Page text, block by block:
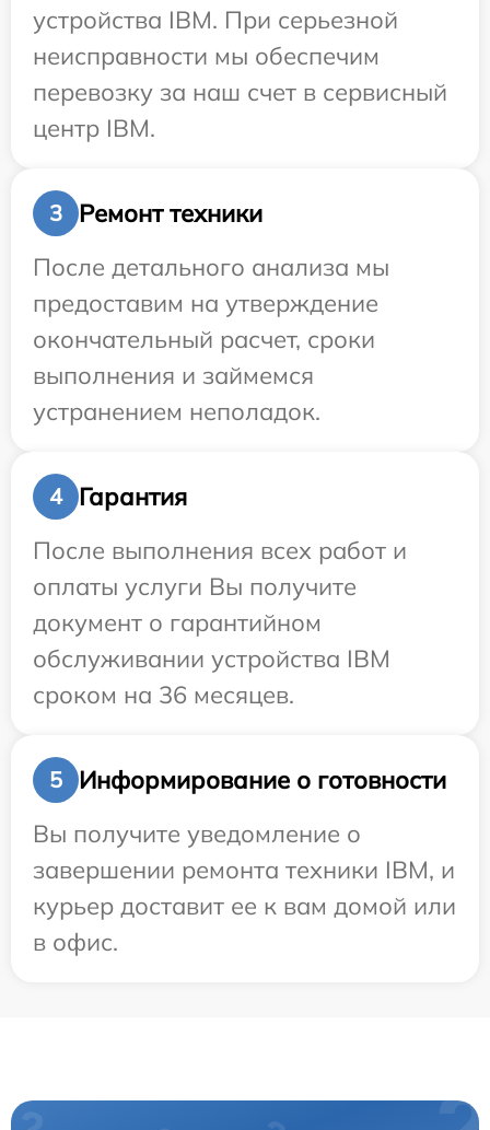
устройства IBM. При серьезной
неисправности мы обеспечим
перевозку за наш счет в сервисный
центр IBM.
3
Ремонт техники
После детального анализа мы
предоставим на утверждение
окончательный расчет, сроки
выполнения и займемся
устранением неполадок.
4
Гарантия
После выполнения всех работ и
оплаты услуги Вы получите
документ о гарантийном
обслуживании устройства IBM
сроком на 36 месяцев.
5
Информирование о готовности
Вы получите уведомление о
завершении ремонта техники IBM, и
курьер доставит ее к вам домой или
в офис.